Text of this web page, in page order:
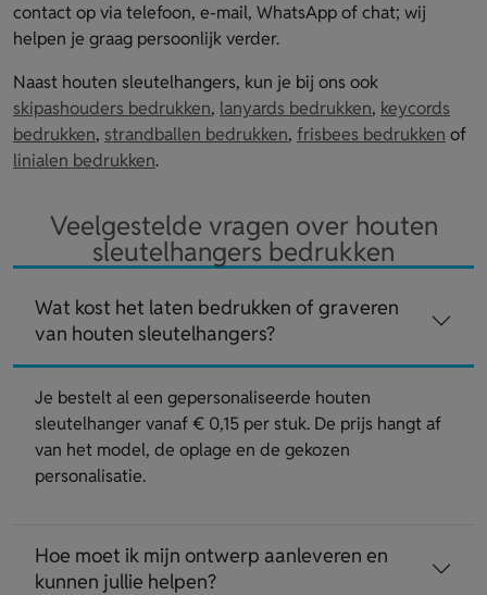
contact op via telefoon, e-mail, WhatsApp of chat; wij
helpen je graag persoonlijk verder.
Naast houten sleutelhangers, kun je bij ons ook
skipashouders bedrukken, lanyards bedrukken, keycords
bedrukken, strandballen bedrukken, frisbees bedrukken of
linialen bedrukken.
Veelgestelde vragen over houten
sleutelhangers bedrukken
Wat kost het laten bedrukken of graveren
van houten sleutelhangers?
Je bestelt al een gepersonaliseerde houten
sleutelhanger vanaf € 0,15 per stuk. De prijs hangt af
van het model, de oplage en de gekozen
personalisatie.
Hoe moet ik mijn ontwerp aanleveren en
kunnen jullie helpen?